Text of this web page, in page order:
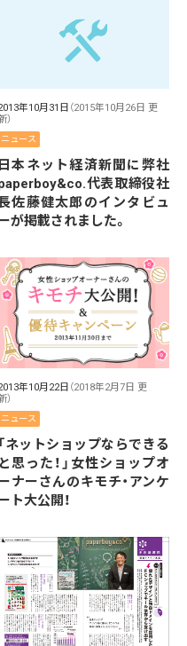
年10月31日 （2015年10月26日 更
）
ニュース
日本ネット経済新聞に弊社
代表取締役社
佐藤健太郎のインタビュ
が掲載されました。
年10月22日 （2018年2月7日 更
）
ニュース
「ネットショップならできる
と思った！」女性ショップオ
ナーさんのキモチ・アンケ
ト大公開！